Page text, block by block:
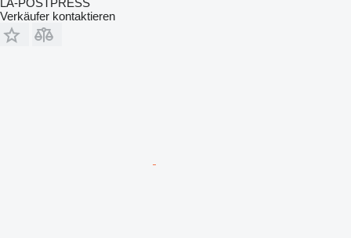
LA-POSTPRESS
Verkäufer kontaktieren